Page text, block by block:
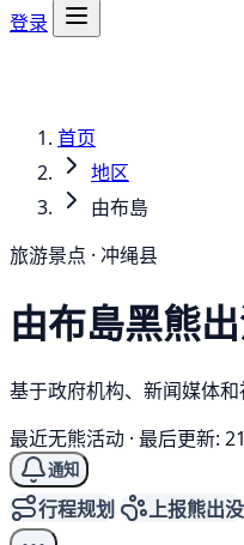
登录
首页
地区
由布島
旅游景点 · 冲绳县
由布島黑熊
基于政府机构、新闻媒体和
最近无熊活动 · 最后更新:
通知
行程规划 上报熊出没